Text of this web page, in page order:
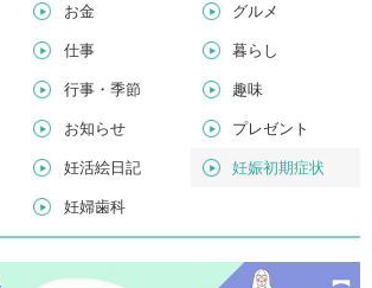
お金 グルメ
仕事 暮らし
行事・季節 趣味
お知らせ プレゼント
妊活絵日記 妊娠初期症状
妊婦歯科